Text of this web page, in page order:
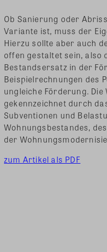
Ob Sanierung oder
Variante ist, muss der
Hierzu sollte aber auch
offen gestaltet sein, also
Bestandsersatz in der
Beispielrechnungen des
ungleiche Förderung. Die
gekennzeichnet durch
Subventionen und
Wohnungsbestandes,
der
zum Artikel als PDF